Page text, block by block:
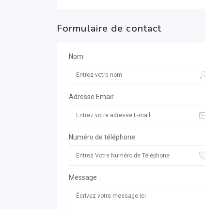
Formulaire de contact
Nom:
Adresse Email:
Numéro de téléphone:
Message :